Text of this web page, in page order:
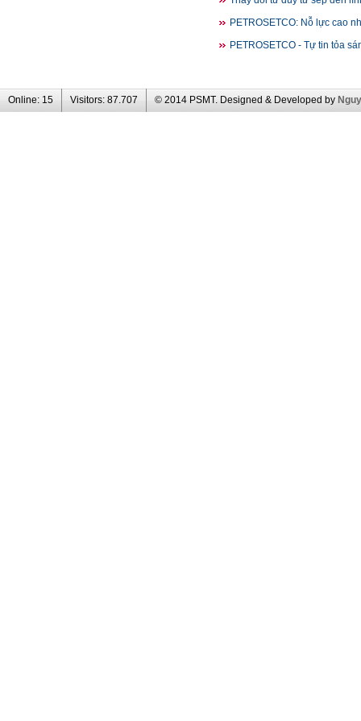
PETROSETCO: Nỗ lực cao
PETROSETCO - Tự tin tỏa
Online: 15 Visitors: 87.707 © 2014 PSMT. Designed & Developed by